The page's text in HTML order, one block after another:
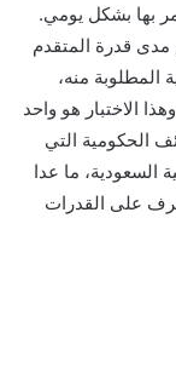
بها بشكل يومي.
مدى قدرة المتقدم
المطلوبة منه،
الاختبار هو واحد
الحكومية التي
السعودية، ما عدا
على القدرات